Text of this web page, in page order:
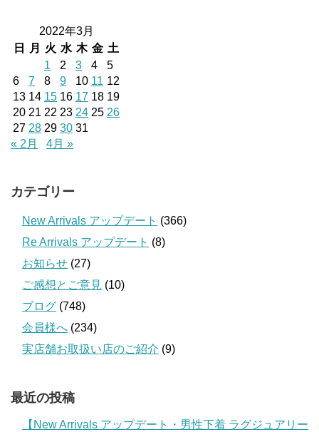
2022年3月
日
月 火 水 木 金 土
1
2 3 4
5
6
7 8 9 10 11 12
13 14 15 16 17 18 19
20 21 22 23 24 25 26
27 28 29 30 31
« 2月
4月 »
カテゴリー
New Arrivals アップデート (366)
Re Arrivals アップデート (8)
お知らせ (27)
ご感想とご意見 (10)
ブログ (748)
会員様へ (234)
実店舗お取扱い店のご紹介 (9)
最近の投稿
【New Arrivals アップデート・男性下着 ラグジュアリー